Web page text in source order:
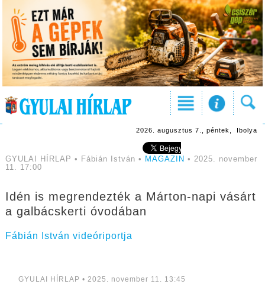
2026. augusztus 7., péntek, Ibolya
GYULAI HÍRLAP • Fábián István • MAGAZIN • 2025. november
11. 17:00
Idén is megrendezték a Márton-napi vásárt
a galbácskerti óvodában
Fábián István videóriportja
GYULAI HÍRLAP • 2025. november 11. 13:45